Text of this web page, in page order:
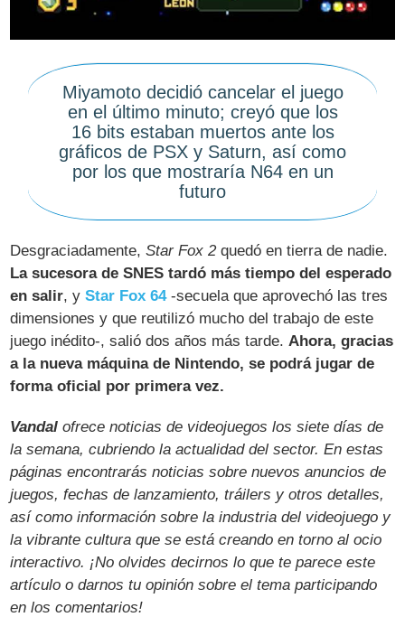
Miyamoto decidió cancelar el juego
en el último minuto; creyó que los
16 bits estaban muertos ante los
gráficos de PSX y Saturn, así como
por los que mostraría N64 en un
futuro
Desgraciadamente, Star Fox 2quedó en tierra de nadie.
La sucesora de SNES tardó más tiempo del esperado
en salir, yStar Fox 64-secuela que aprovechó las tres
dimensiones y que reutilizó mucho del trabajo de este
juego inédito-, salió dos años más tarde. Ahora, gracias
a la nueva máquina de Nintendo, se podrá jugar de
forma oficial por primera vez.
Vandal ofrece noticias de videojuegos los siete días de
la semana, cubriendo la actualidad del sector. En estas
páginas encontrarás noticias sobre nuevos anuncios de
juegos, fechas de lanzamiento, tráilers y otros detalles,
así como información sobre la industria del videojuego y
la vibrante cultura que se está creando en torno al ocio
interactivo. ¡No olvides decirnos lo que te parece este
artículo o darnos tu opinión sobre el tema participando
en los comentarios!